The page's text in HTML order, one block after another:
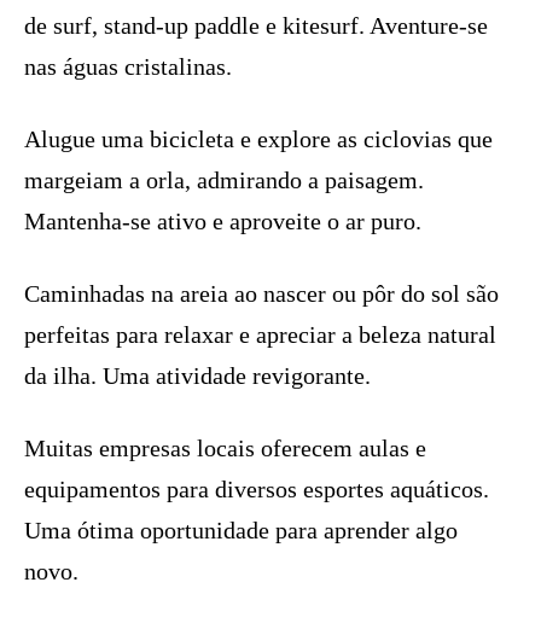
de surf, stand-up paddle e kitesurf. Aventure-se
nas águas cristalinas.
Alugue uma bicicleta e explore as ciclovias que
margeiam a orla, admirando a paisagem.
Mantenha-se ativo e aproveite o ar puro.
Caminhadas na areia ao nascer ou pôr do sol são
perfeitas para relaxar e apreciar a beleza natural
da ilha. Uma atividade revigorante.
Muitas empresas locais oferecem aulas e
equipamentos para diversos esportes aquáticos.
Uma ótima oportunidade para aprender algo
novo.